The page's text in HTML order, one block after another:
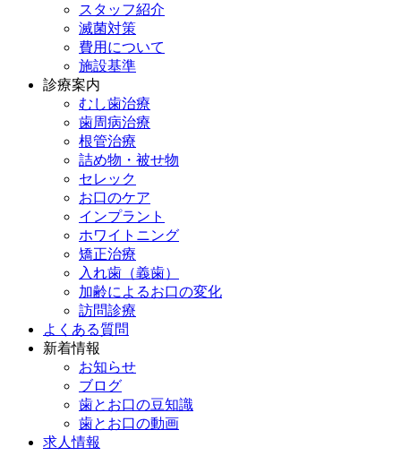
スタッフ紹介
滅菌対策
費用について
施設基準
診療案内
むし歯治療
歯周病治療
根管治療
詰め物・被せ物
セレック
お口のケア
インプラント
ホワイトニング
矯正治療
入れ歯（義歯）
加齢によるお口の変化
訪問診療
よくある質問
新着情報
お知らせ
ブログ
歯とお口の豆知識
歯とお口の動画
求人情報